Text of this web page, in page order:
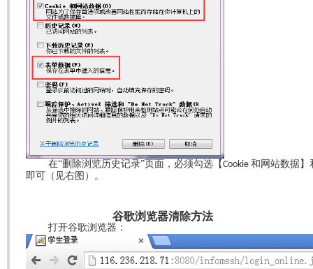
在“删除浏览历史记录”页面，必须勾选【Cookie 和网站数据】
即可（见右图）。
谷歌浏览器清除方法
打开谷歌浏览器：